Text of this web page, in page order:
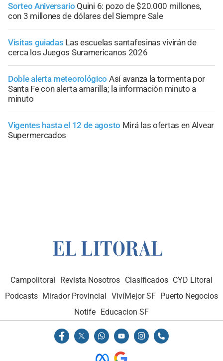
Sorteo Aniversario Quini 6: pozo de $20.000 millones,
con 3 millones de dólares del Siempre Sale
Visitas guiadas Las escuelas santafesinas vivirán de
cerca los Juegos Suramericanos 2026
Doble alerta meteorológico Así avanza la tormenta por
Santa Fe con alerta amarilla; la información minuto a
minuto
Vigentes hasta el 12 de agosto Mirá las ofertas en Alvear
Supermercados
Campolitoral Revista Nosotros Clasificados CYD Litoral
Podcasts Mirador Provincial VivíMejor SF Puerto Negocios
Notife Educacion SF